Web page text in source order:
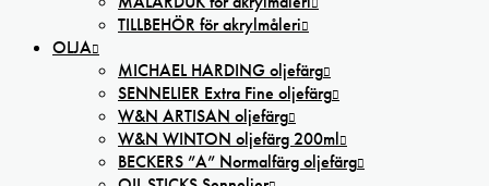
TILLBEHÖR för akrylmåleri
OLJA
MICHAEL HARDING oljefärg
SENNELIER Extra Fine oljefärg
W&N ARTISAN oljefärg
W&N WINTON oljefärg 200ml
BECKERS ”A” Normalfärg oljefärg